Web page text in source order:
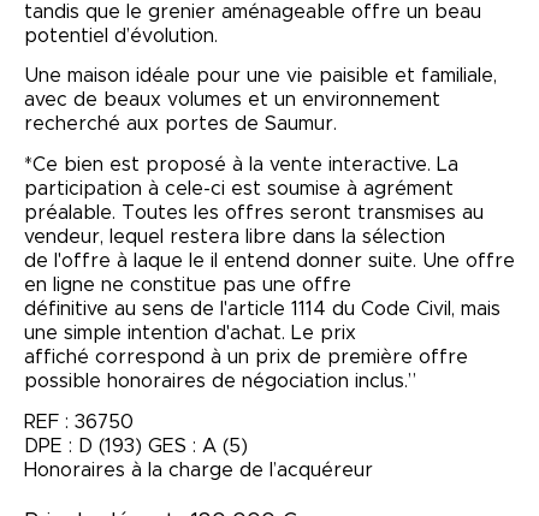
tandis que le grenier aménageable offre un beau
potentiel d’évolution.
Une maison idéale pour une vie paisible et familiale,
avec de beaux volumes et un environnement
recherché aux portes de Saumur.
*Ce bien est proposé à la vente interactive. La
participation à cele-ci est soumise à agrément
préalable. Toutes les offres seront transmises au
vendeur, lequel restera libre dans la sélection
de l'offre à laque le il entend donner suite. Une offre
en ligne ne constitue pas une offre
définitive au sens de l'article 1114 du Code Civil, mais
une simple intention d'achat. Le prix
affiché correspond à un prix de première offre
possible honoraires de négociation inclus.”
REF : 36750
DPE : D (193) GES : A (5)
Honoraires à la charge de l’acquéreur